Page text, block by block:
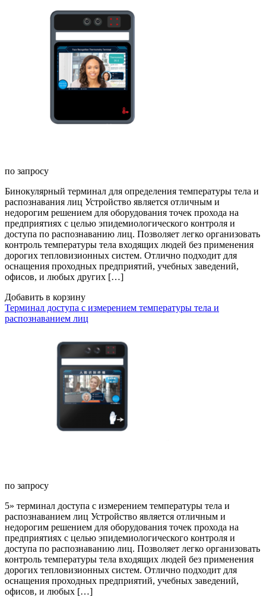
по запросу
Бинокулярный терминал для определения температуры тела и
распознавания лиц Устройство является отличным и
недорогим решением для оборудования точек прохода на
предприятиях с целью эпидемиологического контроля и
доступа по распознаванию лиц. Позволяет легко организовать
контроль температуры тела входящих людей без применения
дорогих тепловизионных систем. Отлично подходит для
оснащения проходных предприятий, учебных заведений,
офисов, и любых других […]
Добавить в корзину
Терминал доступа с измерением температуры тела и
распознаванием лиц
по запросу
5» терминал доступа с измерением температуры тела и
распознаванием лиц Устройство является отличным и
недорогим решением для оборудования точек прохода на
предприятиях с целью эпидемиологического контроля и
доступа по распознаванию лиц. Позволяет легко организовать
контроль температуры тела входящих людей без применения
дорогих тепловизионных систем. Отлично подходит для
оснащения проходных предприятий, учебных заведений,
офисов, и любых […]